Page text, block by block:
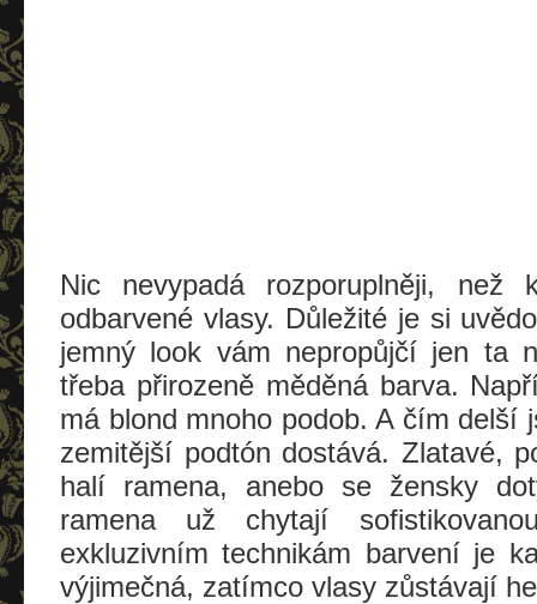
Nic nevypadá rozporuplněji, než
odbarvené vlasy. Důležité je si
jemný look vám nepropůjčí jen ta
třeba přirozeně měděná barva.
má blond mnoho podob. A čím delší
zemitější podtón dostává. Zlatavé,
halí ramena, anebo se žensky
ramena už chytají
exkluzivním technikám barvení je
výjimečná, zatímco vlasy zůstávají